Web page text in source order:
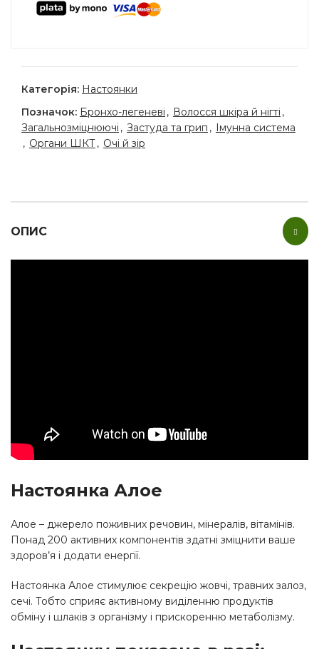
Категорія: Настоянки
Позначок: Бронхо-легеневі , Волосся шкіра й нігті ,
Загальнозміцнюючі , Застуда та грип ,
Імунна система
, Органи ШКТ, Очі й зір
ОПИС
Настоянка Алое
Алое – джерело поживних речовин, мінералів, вітамінів.
Понад 200 активних компонентів здатні зміцнити ваше
здоров’я і додати енергії.
Настоянка Алое стимулює секрецію жовчі, травних залоз,
сечі. Тобто сприяє активному виділенню продуктів
обміну і шлаків з організму і прискоренню метаболізму.